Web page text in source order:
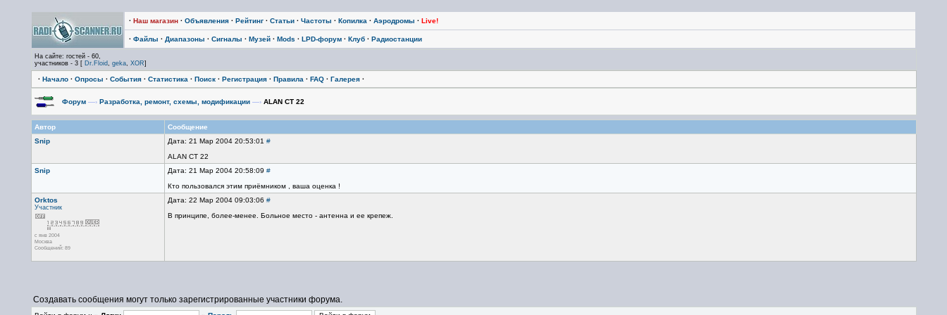
· Наш магазин· Объявления· Рейтинг· Статьи· Частоты · Копилка · Аэродромы · Live!
· Файлы · Диапазоны · Сигналы · Музей· Mods · LPD-форум· Клуб· Радиостанции
На сайте: гостей - 60,
участников - 3 [ Dr.Floid, geka, XOR]
· Начало· Опросы · События· Статистика · Поиск· Регистрация· Правила · FAQ· Галерея·
Форум —› Разработка, ремонт, схемы, модификации —›ALAN CT 22
Автор
Сообщение
Snip
Дата: 21 Мар 2004 20:53:01 #
ALAN CT 22
Snip
Дата: 21 Мар 2004 20:58:09 #
Кто пользовался этим приёмником , ваша оценка !
Orktos
Участник
с янв 2004
Москва
Сообщений: 89
Дата: 22 Мар 2004 09:03:06 #
В принципе, более-менее. Больное место - антенна и ее крепеж.
Создавать сообщения могут только зарегистрированные участники форума.